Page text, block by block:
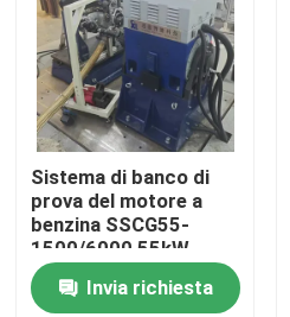
Visita alla fabbrica
Controllo della qualità
Contattaci
Notizie
Sistema di banco di
prova del motore a
benzina SSCG55-
1500/6000 55kW
350Nm 6000 RPM
Invia richiesta